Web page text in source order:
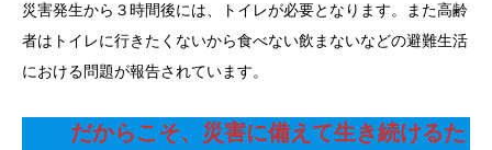
災害発生から３時間後には、トイレが必要となります。また高齢
者はトイレに行きたくないから食べない飲まないなどの避難生活
における問題が報告されています。
だからこそ、災害に備えて生き続けるた